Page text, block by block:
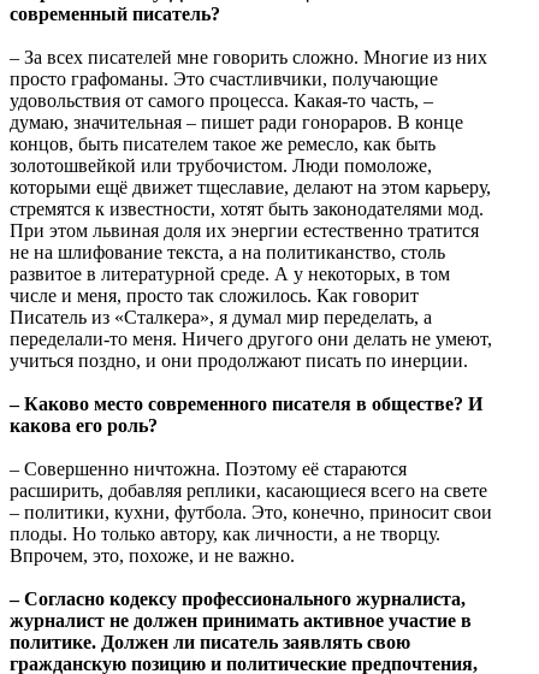
современный писатель?
– За всех писателей мне говорить сложно. Многие из них
просто графоманы. Это счастливчики, получающие
удовольствия от самого процесса. Какая-то часть, –
думаю, значительная – пишет ради гонораров. В конце
концов, быть писателем такое же ремесло, как быть
золотошвейкой или трубочистом. Люди помоложе,
которыми ещё движет тщеславие, делают на этом карьеру,
стремятся к известности, хотят быть законодателями мод.
При этом львиная доля их энергии естественно тратится
не на шлифование текста, а на политиканство, столь
развитое в литературной среде. А у некоторых, в том
числе и меня, просто так сложилось. Как говорит
Писатель из «Сталкера», я думал мир переделать, а
переделали-то меня. Ничего другого они делать не умеют,
учиться поздно, и они продолжают писать по инерции.
– Каково место современного писателя в обществе? И
какова его роль?
– Совершенно ничтожна. Поэтому её стараются
расширить, добавляя реплики, касающиеся всего на свете
– политики, кухни, футбола. Это, конечно, приносит свои
плоды. Но только автору, как личности, а не творцу.
Впрочем, это, похоже, и не важно.
– Согласно кодексу профессионального журналиста,
журналист не должен принимать активное участие в
политике. Должен ли писатель заявлять свою
гражданскую позицию и политические предпочтения,